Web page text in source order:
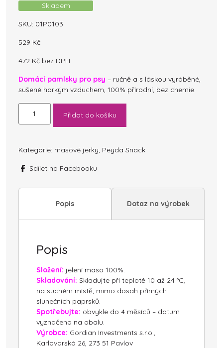
Skladem
SKU: 01P0103
529 Kč
472 Kč bez DPH
Domácí pamlsky pro psy – ručně a s láskou vyráběné,
sušené horkým vzduchem, 100% přírodní, bez chemie.
JERKY
množství
Přidat do košíku
Kategorie: masové jerky, Peyda Snack
Sdílet na Facebooku
Popis Dotaz na výrobek
Popis
Složení: jelení maso 100%.
Skladování: Skladujte při teplotě 10 až 24 °C,
na suchém místě, mimo dosah přímých
slunečních paprsků.
Spotřebujte: obvykle do 4 měsíců – datum
vyznačeno na obalu.
Výrobce: Gordian Investments s.r.o.,
Karlovarská 26, 273 51 Pavlov